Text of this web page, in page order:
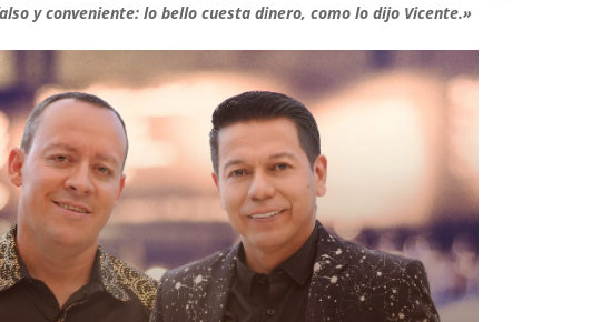
y conveniente: lo bello cuesta dinero, como lo dijo Vicente.»